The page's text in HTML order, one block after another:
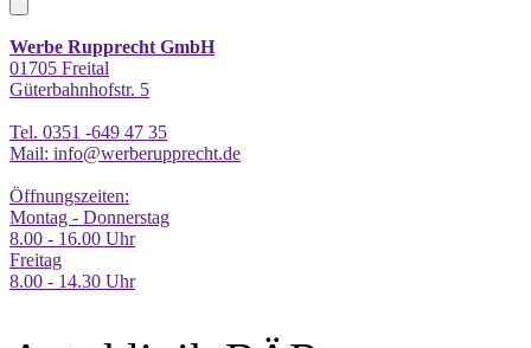
Werbe Rupprecht GmbH
01705 Freital
Güterbahnhofstr. 5
Tel. 0351 -649 47 35
Mail: info@werberupprecht.de
Öffnungszeiten:
Montag - Donnerstag
8.00 - 16.00 Uhr
Freitag
8.00 - 14.30 Uhr